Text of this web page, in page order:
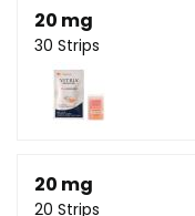
20 mg
30 Strips
20 mg
20 Strips